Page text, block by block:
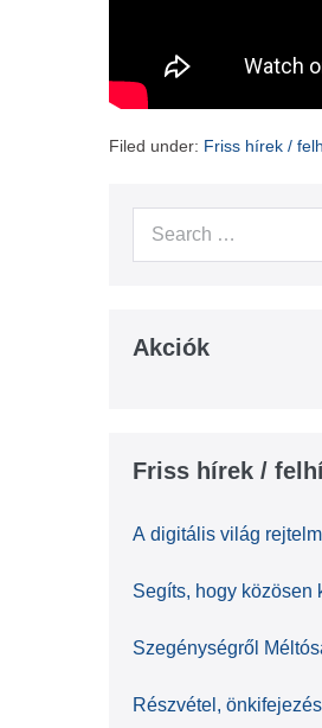
Filed under: Friss hírek /
Search
Akciók
Friss hírek /
A digitális világ
Segíts, hogy közösen
Szegénységről
Részvétel,